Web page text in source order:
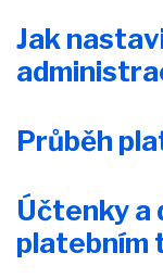
Jak
Průběh
Účtenky a
platebním